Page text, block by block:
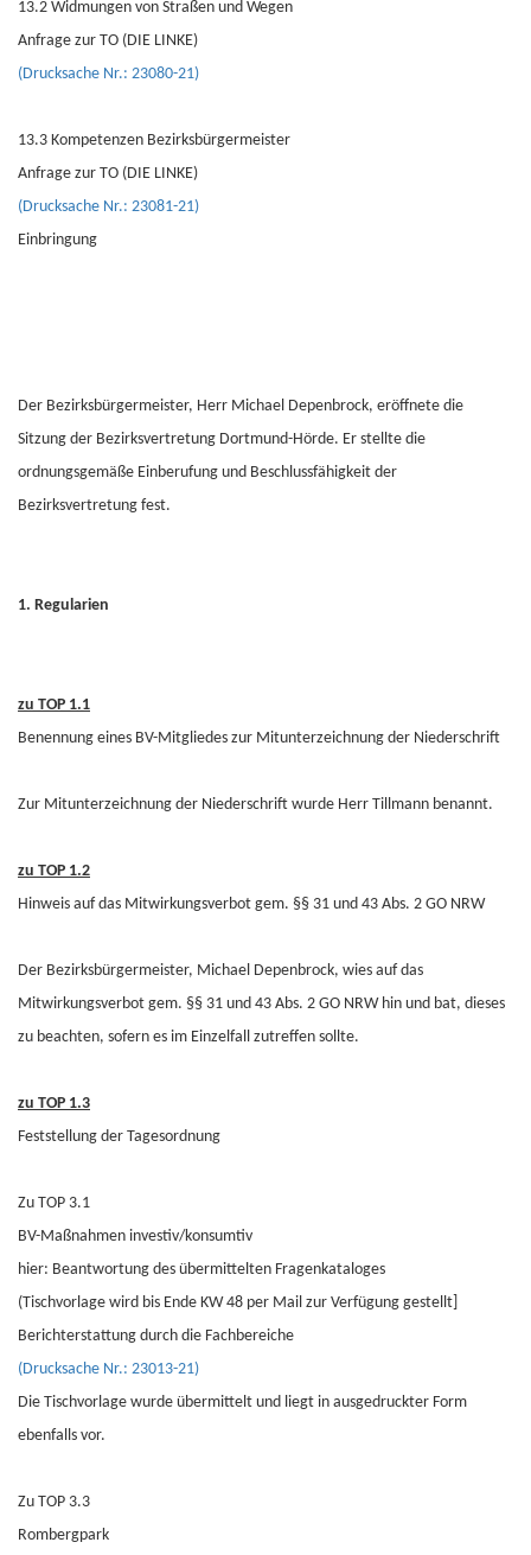
13.2 Widmungen von Straßen und Wegen
Anfrage zur TO (DIE LINKE)
(Drucksache Nr.: 23080-21)
13.3 Kompetenzen Bezirksbürgermeister
Anfrage zur TO (DIE LINKE)
(Drucksache Nr.: 23081-21)
Einbringung
Der Bezirksbürgermeister, Herr Michael Depenbrock, eröffnete die
Sitzung der Bezirksvertretung Dortmund-Hörde. Er stellte die
ordnungsgemäße Einberufung und Beschlussfähigkeit der
Bezirksvertretung fest.
1. Regularien
zu TOP 1.1
Benennung eines BV-Mitgliedes zur Mitunterzeichnung der Niederschrift
Zur Mitunterzeichnung der Niederschrift wurde Herr Tillmann benannt.
zu TOP 1.2
Hinweis auf das Mitwirkungsverbot gem. §§ 31 und 43 Abs. 2 GO NRW
Der Bezirksbürgermeister, Michael Depenbrock, wies auf das
Mitwirkungsverbot gem. §§ 31 und 43 Abs. 2 GO NRW hin und bat, dieses
zu beachten, sofern es im Einzelfall zutreffen sollte.
zu TOP 1.3
Feststellung der Tagesordnung
Zu TOP 3.1
BV-Maßnahmen investiv/konsumtiv
hier: Beantwortung des übermittelten Fragenkataloges
(Tischvorlage wird bis Ende KW 48 per Mail zur Verfügung gestellt]
Berichterstattung durch die Fachbereiche
(Drucksache Nr.: 23013-21)
Die Tischvorlage wurde übermittelt und liegt in ausgedruckter Form
ebenfalls vor.
Zu TOP 3.3
Rombergpark